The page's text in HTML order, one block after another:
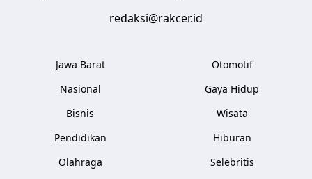
redaksi@rakcer.id
Jawa Barat
Nasional
Bisnis
Pendidikan
Olahraga
Otomotif
Gaya Hidup
Wisata
Hiburan
Selebritis